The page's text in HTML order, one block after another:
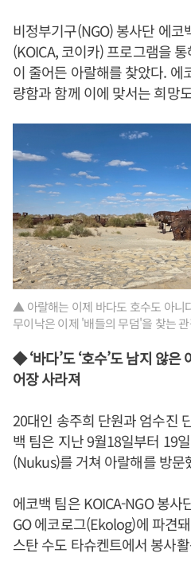
비정부기구(NGO) 봉사단 에
(KOICA, 코이카) 프로그램을
이 줄어든 아랄해를 찾았다. 에
량함과 함께 이에 맞서는 희망
▲ 아랄해는 이제 바다도 호수도 아니
무이낙은 이제 '배들의 무덤'을 찾는
◆ ‘바다’도 ‘호수’도 남지 않
어장 사라져
20대인 송주희 단원과 엄수진
백 팀은 지난 9월18일부터 19
(Nukus)를 거쳐 아랄해를 방문
에코백 팀은 KOICA-NGO 봉
GO 에코로그(Ekolog)에 파견
스탄 수도 타슈켄트에서 봉사